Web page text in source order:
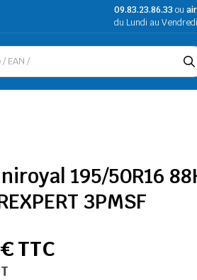
09.83.23.86.33ou
du Lundi au
195/50R16
3PMSF
TTC